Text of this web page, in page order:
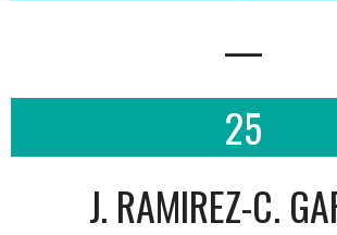
—
25
J. RAMIREZ-C.